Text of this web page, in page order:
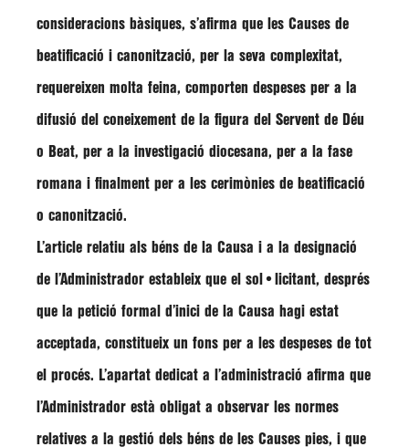
consideracions bàsiques, s’afirma que les Causes de
beatificació i canonització, per la seva complexitat,
requereixen molta feina, comporten despeses per a la
difusió del coneixement de la figura del Servent de Déu
o Beat, per a la investigació diocesana, per a la fase
romana i finalment per a les cerimònies de beatificació
o canonització.
L’article relatiu als béns de la Causa i a la designació
de l’Administrador estableix que el sol•licitant, després
que la petició formal d’inici de la Causa hagi estat
acceptada, constitueix un fons per a les despeses de tot
el procés. L’apartat dedicat a l’administració afirma que
l’Administrador està obligat a observar les normes
relatives a la gestió dels béns de les Causes pies, i que